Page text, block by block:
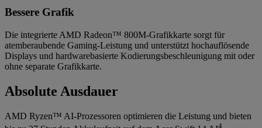
Bessere Grafik
Die integrierte AMD Radeon™ 800M-Grafikkarte sorgt für
atemberaubende Gaming-Leistung und unterstützt hochauflösende
Displays und hardwarebasierte Kodierungsbeschleunigung mit oder
ohne separate Grafikkarte.
Absolute Ausdauer
AMD Ryzen™ AI-Prozessoren optimieren die Leistung und bieten
4